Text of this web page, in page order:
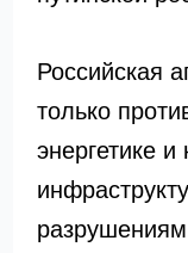
Российская
только
энергетике и